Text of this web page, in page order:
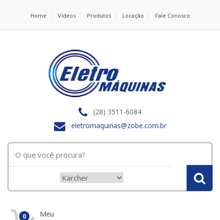
Home Vídeos Produtos Locação Fale Conosco
(28) 3511-6084
eletromaquinas@zobe.com.br
0 Meu